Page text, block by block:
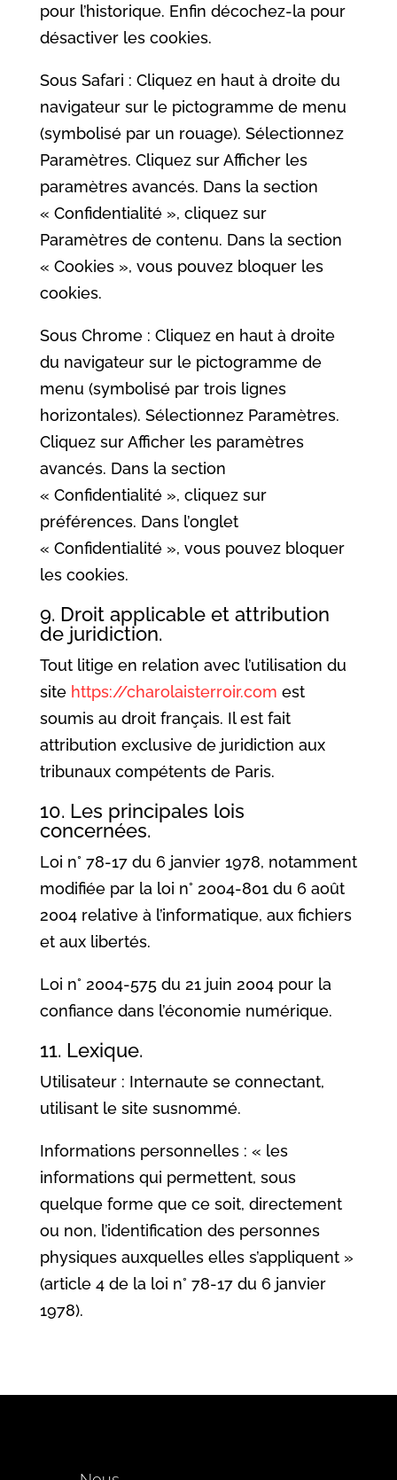
pour l’historique. Enfin décochez-la pour
désactiver les cookies.
Sous Safari : Cliquez en haut à droite du
navigateur sur le pictogramme de menu
(symbolisé par un rouage). Sélectionnez
Paramètres. Cliquez sur Afficher les
paramètres avancés. Dans la section
« Confidentialité », cliquez sur
Paramètres de contenu. Dans la section
« Cookies », vous pouvez bloquer les
cookies.
Sous Chrome : Cliquez en haut à droite
du navigateur sur le pictogramme de
menu (symbolisé par trois lignes
horizontales). Sélectionnez Paramètres.
Cliquez sur Afficher les paramètres
avancés. Dans la section
« Confidentialité », cliquez sur
préférences. Dans l’onglet
« Confidentialité », vous pouvez bloquer
les cookies.
9. Droit applicable et attribution
de juridiction.
Tout litige en relation avec l’utilisation du
site https://charolaisterroir.com est
soumis au droit français. Il est fait
attribution exclusive de juridiction aux
tribunaux compétents de Paris.
10. Les principales lois
concernées.
Loi n° 78-17 du 6 janvier 1978, notamment
modifiée par la loi n° 2004-801 du 6 août
2004 relative à l’informatique, aux fichiers
et aux libertés.
Loi n° 2004-575 du 21 juin 2004 pour la
confiance dans l’économie numérique.
11. Lexique.
Utilisateur : Internaute se connectant,
utilisant le site susnommé.
Informations personnelles : « les
informations qui permettent, sous
quelque forme que ce soit, directement
ou non, l’identification des personnes
physiques auxquelles elles s’appliquent »
(article 4 de la loi n° 78-17 du 6 janvier
1978).